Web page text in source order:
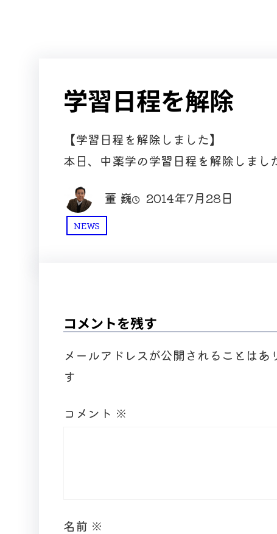
学習日程を解除
【学習日程を解除しました】
本日、中薬学の学習日程を解除しまし
董 巍 2014年7月28日
NEWS
コメントを残す
メールアドレスが公開されることはあ
す
コメント ※
名前 ※